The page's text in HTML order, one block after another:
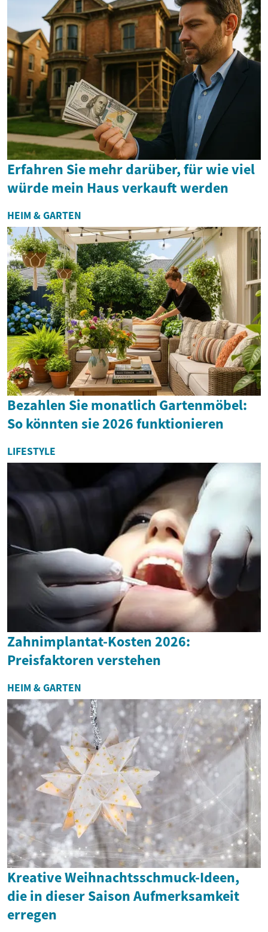
Erfahren Sie mehr darüber, für wie viel
würde mein Haus verkauft werden
HEIM & GARTEN
Bezahlen Sie monatlich Gartenmöbel:
So könnten sie 2026 funktionieren
LIFESTYLE
Zahnimplantat-Kosten 2026:
Preisfaktoren verstehen
HEIM & GARTEN
Kreative Weihnachtsschmuck-Ideen,
die in dieser Saison Aufmerksamkeit
erregen